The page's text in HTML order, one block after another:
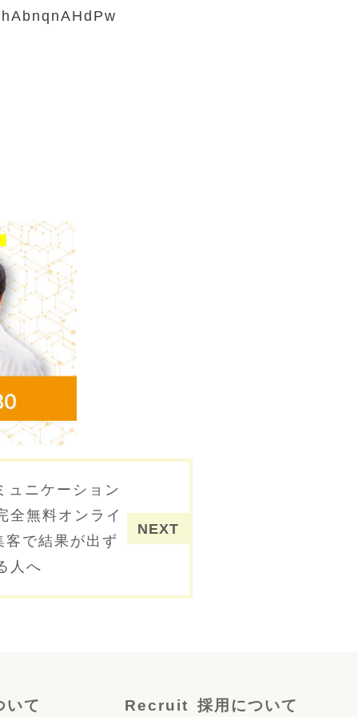
ュニケーション
全無料オンライ
で結果が出ず
人へ
いて Recruit 採用について